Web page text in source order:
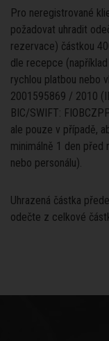
Pro neregistrované
požadovat uhradit
rezervace) částkou
dle recepce
rychlou platbou nebo
2001595869 / 2010
BIC/SWIFT:
ale pouze v případě,
minimálně 1 den
nebo personálu).
Uhrazená částka
odečte z celkové